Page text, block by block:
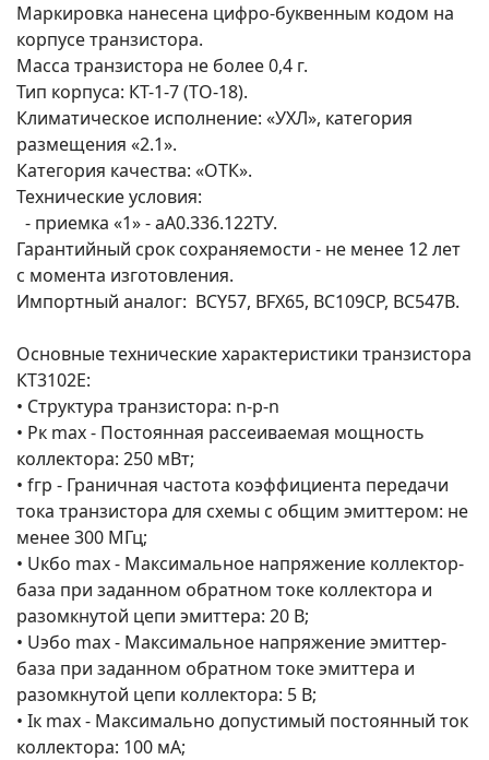
Маркировка нанесена цифро-буквенным кодом на
корпусе транзистора.
Масса транзистора не более 0,4 г.
Тип корпуса: КТ-1-7 (TO-18).
Климатическое исполнение: «УХЛ», категория
размещения «2.1».
Категория качества: «ОТК».
Технические условия:
- приемка «1» - аА0.336.122ТУ.
Гарантийный срок сохраняемости - не менее 12 лет
с момента изготовления.
Импортный аналог: BCY57, BFX65, BC109CP, BC547B.
Основные технические характеристики транзистора
КТ3102Е:
• Структура транзистора: n-p-n
• Рк max - Постоянная рассеиваемая мощность
коллектора: 250 мВт;
• fгр - Граничная частота коэффициента передачи
тока транзистора для схемы с общим эмиттером: не
менее 300 МГц;
• Uкбо max - Максимальное напряжение коллектор-
база при заданном обратном токе коллектора и
разомкнутой цепи эмиттера: 20 В;
• Uэбо max - Максимальное напряжение эмиттер-
база при заданном обратном токе эмиттера и
разомкнутой цепи коллектора: 5 В;
• Iк max - Максимально допустимый постоянный ток
коллектора: 100 мА;